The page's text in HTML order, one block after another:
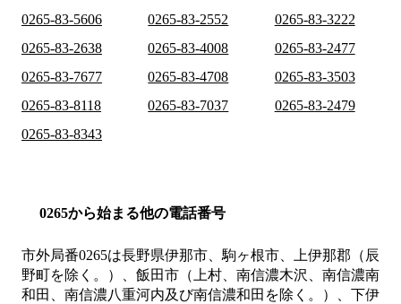
0265-83-5606
0265-83-2552
0265-83-3222
0265-83-2638
0265-83-4008
0265-83-2477
0265-83-7677
0265-83-4708
0265-83-3503
0265-83-8118
0265-83-7037
0265-83-2479
0265-83-8343
0265から始まる他の電話番号
市外局番0265は長野県伊那市、駒ヶ根市、上伊那郡（辰
野町を除く。）、飯田市（上村、南信濃木沢、南信濃南
和田、南信濃八重河内及び南信濃和田を除く。）、下伊